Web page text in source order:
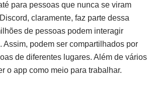
para pessoas que nunca se viram
claramente, faz parte dessa
de pessoas podem interagir
Assim, podem ser compartilhados por
de diferentes lugares. Além de vários
o app como meio para trabalhar.